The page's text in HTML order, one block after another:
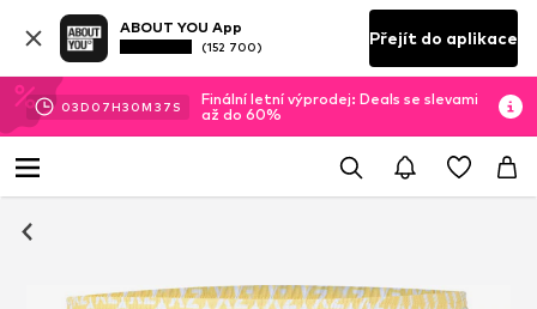
ABOUT YOU App
(152 700) Přejít do aplikace
03D 07H30M 36 S
Finální letní výprodej: Deals se slevami
až do 60%